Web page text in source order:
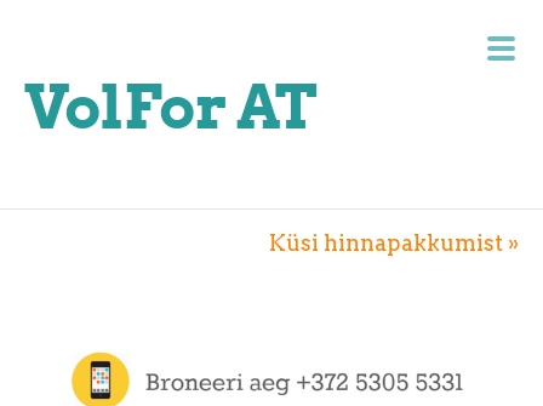
VolFor AT
Küsi hinnapakkumist »